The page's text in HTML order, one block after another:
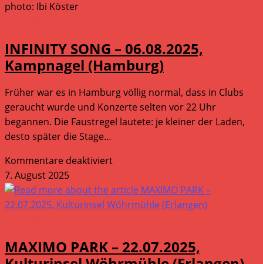
DRANGSAL
–
FLITTCHEN
–
10.08.2025,
photo: Ibi Köster
INFINITY SONG – 06.08.2025,
Kampnagel (Hamburg)
Früher war es in Hamburg völlig normal, dass in Clubs
geraucht wurde und Konzerte selten vor 22 Uhr
begannen. Die Faustregel lautete: je kleiner der Laden,
desto später die Stage…
Kommentare deaktiviertfür
SONG
–
(Hamburg)
7. August 2025
MAXIMO PARK – 22.07.2025,